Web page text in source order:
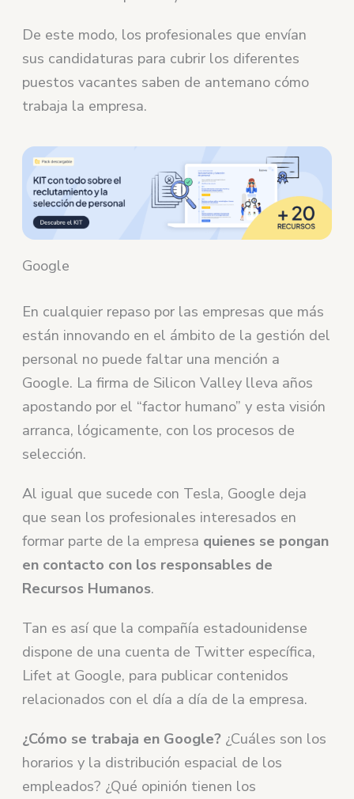
De este modo, los profesionales que envían
sus candidaturas para cubrir los diferentes
puestos vacantes saben de antemano cómo
trabaja la empresa.
Google
En cualquier repaso por las empresas que más
están innovando en el ámbito de la gestión del
personal no puede faltar una mención a
Google. La firma de Silicon Valley lleva años
apostando por el “factor humano” y esta visión
arranca, lógicamente, con los procesos de
selección.
Al igual que sucede con Tesla, Google deja
que sean los profesionales interesados en
formar parte de la empresa quienes se pongan
en contacto con los responsables de
Recursos Humanos.
Tan es así que la compañía estadounidense
dispone de una cuenta de Twitter específica,
Lifet at Google, para publicar contenidos
relacionados con el día a día de la empresa.
¿Cómo se trabaja en Google? ¿Cuáles son los
horarios y la distribución espacial de los
empleados? ¿Qué opinión tienen los